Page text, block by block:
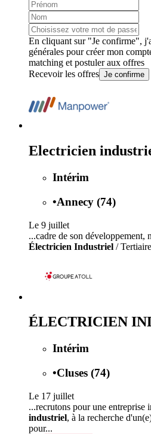
En cliquant sur "Je confirme",
générales pour créer mon
matching et postuler aux offres
Recevoir les offres Je confirme
Electricien
Intérim
•Annecy (74)
Le 9 juillet
...cadre de son développement,
Électricien Industriel /
ÉLECTRICIEN
Intérim
•Cluses (74)
Le 17 juillet
...recrutons pour une entreprise
industriel, à la recherche
pour...